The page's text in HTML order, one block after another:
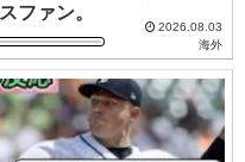
ファン。
2026.08.03
海外